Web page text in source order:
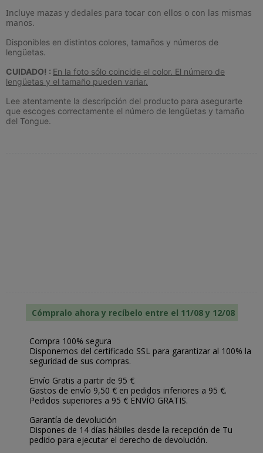
Incluye mazas y dedales para tocar con ellos o con las mismas
manos.
Disponibles en distintos colores, tamaños y números de
lengüetas.
CUIDADO! : En la foto sólo coincide el color. El número de
lengüetas y el tamaño pueden variar.
Lee atentamente la descripción del producto para asegurarte
que escoges correctamente el número de lengüetas y tamaño
del Tongue.
Cómpralo ahora y recíbelo entre el 11/08 y 12/08
Compra 100% segura
Disponemos del certificado SSL para garantizar al 100% la
seguridad de sus compras.
Envío Gratis a partir de 95 €
Gastos de envío 9,50 € en pedidos inferiores a 95 €.
Pedidos superiores a 95 € ENVÍO GRATIS.
Garantía de devolución
Dispones de 14 días hábiles desde la recepción de Tu
pedido para ejecutar el derecho de devolución.